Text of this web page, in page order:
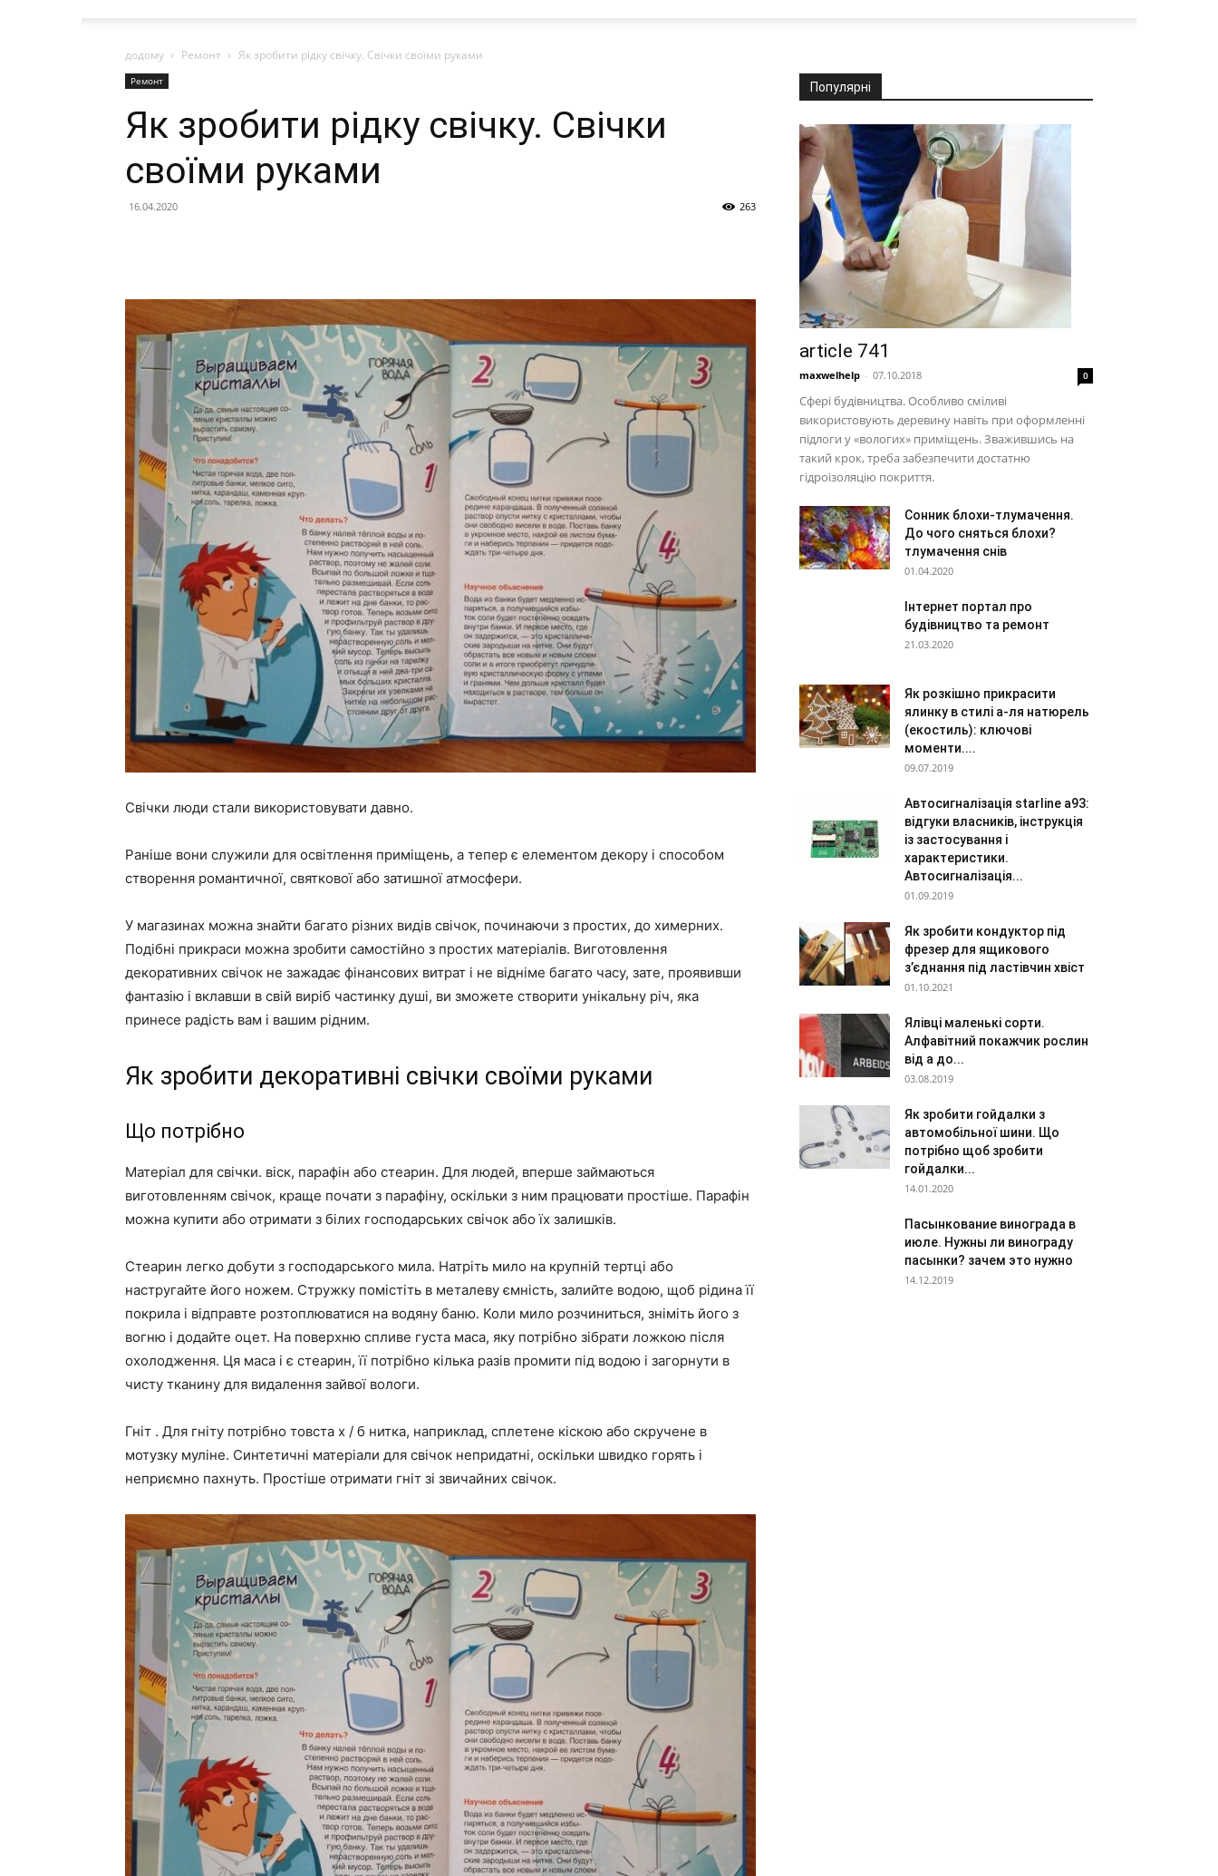
додому Ремонт Як зробити рідку свічку. Свічки своїми руками
Ремонт
Як зробити рідку свічку. Свічки
своїми руками
16.04.2020 263
Свічки люди стали використовувати давно.
Раніше вони служили для освітлення приміщень, а тепер є елементом декору і способом
створення романтичної, святкової або затишної атмосфери.
У магазинах можна знайти багато різних видів свічок, починаючи з простих, до химерних.
Подібні прикраси можна зробити самостійно з простих матеріалів. Виготовлення
декоративних свічок не зажадає фінансових витрат і не відніме багато часу, зате, проявивши
фантазію і вклавши в свій виріб частинку душі, ви зможете створити унікальну річ, яка
принесе радість вам і вашим рідним.
Як зробити декоративні свічки своїми руками
Що потрібно
Матеріал для свічки. віск, парафін або стеарин. Для людей, вперше займаються
виготовленням свічок, краще почати з парафіну, оскільки з ним працювати простіше. Парафін
можна купити або отримати з білих господарських свічок або їх залишків.
Стеарин легко добути з господарського мила. Натріть мило на крупній тертці або
настругайте його ножем. Стружку помістіть в металеву ємність, залийте водою, щоб рідина її
покрила і відправте розтоплюватися на водяну баню. Коли мило розчиниться, зніміть його з
вогню і додайте оцет. На поверхню спливе густа маса, яку потрібно зібрати ложкою після
охолодження. Ця маса і є стеарин, її потрібно кілька разів промити під водою і загорнути в
чисту тканину для видалення зайвої вологи.
Гніт . Для гніту потрібно товста х / б нитка, наприклад, сплетене кіскою або скручене в
мотузку муліне. Синтетичні матеріали для свічок непридатні, оскільки швидко горять і
неприємно пахнуть. Простіше отримати гніт зі звичайних свічок.
Популярні
article 741
maxwelhelp - 07.10.2018 0
Сфері будівництва. Особливо сміливі
використовують деревину навіть при оформленні
підлоги у «вологих» приміщень. Зважившись на
такий крок, треба забезпечити достатню
гідроізоляцію покриття.
Сонник блохи-тлумачення.
До чого сняться блохи?
тлумачення снів
01.04.2020
Інтернет портал про
будівництво та ремонт
21.03.2020
Як розкішно прикрасити
ялинку в стилі а-ля натюрель
(екостиль): ключові
моменти....
09.07.2019
Автосигналізація starline a93:
відгуки власників, інструкція
із застосування і
характеристики.
Автосигналізація...
01.09.2019
Як зробити кондуктор під
фрезер для ящикового
з’єднання під ластівчин хвіст
01.10.2021
Ялівці маленькі сорти.
Алфавітний покажчик рослин
від а до...
03.08.2019
Як зробити гойдалки з
автомобільної шини. Що
потрібно щоб зробити
гойдалки...
14.01.2020
Пасынкование винограда в
июле. Нужны ли винограду
пасынки? зачем это нужно
14.12.2019